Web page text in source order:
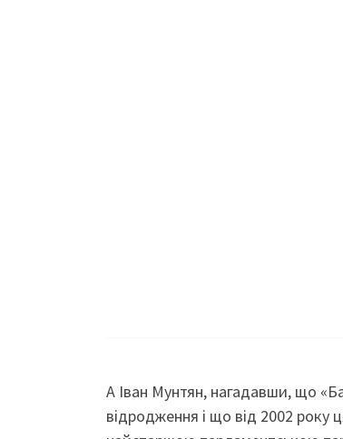
А Іван Мунтян, нагадавши, що
відродження і що від 2002 року